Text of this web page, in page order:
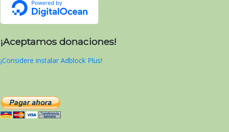
¡Aceptamos donaciones!
¡Considere instalar Adblock Plus!